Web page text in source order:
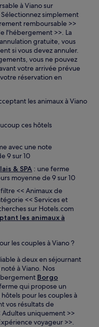
à Viano sur
simplement
remboursable >>
l'hébergement >>. La
gratuite, vous
si vous devez annuler.
vous ne pouvez
votre arrivée prévue
réservation en
les animaux à Viano
ces hôtels
avec une note
9 sur 10
& SPA : une ferme
moyenne de 9 sur 10
<< Animaux de
<< Services et
sur Hotels.com
les animaux à
les couples à Viano ?
à deux en séjournant
à Viano. Nos
Borgo
qui propose un
pour les couples à
vos résultats de
Adultes uniquement >>
voyageur >>.